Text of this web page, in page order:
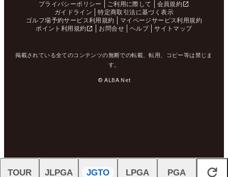
プライバシーポリシー
ご利用に際して
会員規約
ガイドライン
特定商取引法に基づく表示
ゴルフ場予約サービス利用規約
マイページサービス利用規約
ポイント利用規約
お問合せ ヘルプ サイトマップ
掲載されている全てのコンテンツの無断での転載、転用、コピー等は禁じま
す。
© ALBA Net
閉じる
TOUR JLPGA JGTO LPGA PGA